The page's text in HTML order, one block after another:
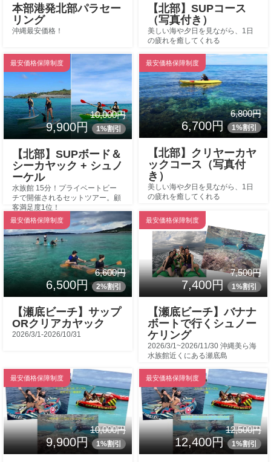
本部港発北部パラセー
リング
沖縄最安価格！
【北部】SUPコース
（写真付き）
美しい海や夕日を見ながら、1日
の疲れを癒してくれる
最安価格保障制度
10,000円
9,900円 1%割引
【北部】SUPボード＆
シーカヤック + シュノ
ーケル
水族館 15分！プライベートビー
チで開催されるセットツアー。顧
客満足度1位！
最安価格保障制度
6,800円
6,700円 1%割引
【北部】クリヤーカヤ
ックコース（写真付
き）
美しい海や夕日を見ながら、1日
の疲れを癒してくれる
最安価格保障制度
6,600円
6,500円 2%割引
【瀬底ビーチ】サップ
ORクリアカヤック
2026/3/1-2026/10/31
最安価格保障制度
7,500円
7,400円 1%割引
【瀬底ビーチ】バナナ
ボートで行くシュノー
ケリング
2026/3/1~2026/11/30 沖縄美ら海
水族館近くにある瀬底島
最安価格保障制度
10,000円
9,900円 1%割引
最安価格保障制度
12,500円
12,400円 1%割引